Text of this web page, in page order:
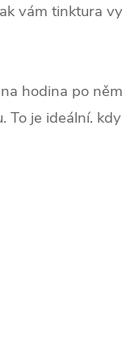
vám tinktura
hodina po
je ideální.